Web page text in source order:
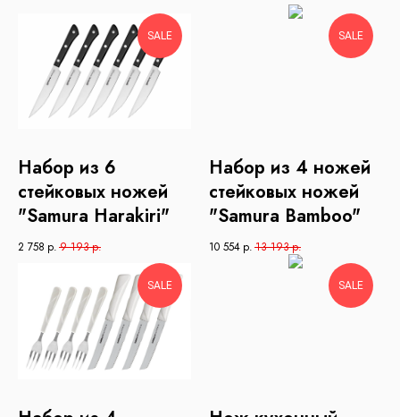
SALE
Набор из 6
стейковых ножей
"Samura Harakiri"
2 758 р. 9 193р.
SALE
Набор из 4 ножей
стейковых ножей
"Samura Bamboo"
10 554 р. 13 193р.
SALE SALE